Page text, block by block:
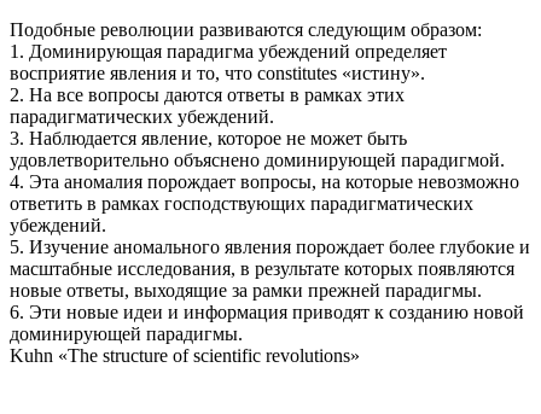
Подобные революции развиваются следующим образом:
1. Доминирующая парадигма убеждений определяет
восприятие явления и то, что constitutes «истину».
2. На все вопросы даются ответы в рамках этих
парадигматических убеждений.
3. Наблюдается явление, которое не может быть
удовлетворительно объяснено доминирующей парадигмой.
4. Эта аномалия порождает вопросы, на которые невозможно
ответить в рамках господствующих парадигматических
убеждений.
5. Изучение аномального явления порождает более глубокие и
масштабные исследования, в результате которых появляются
новые ответы, выходящие за рамки прежней парадигмы.
6. Эти новые идеи и информация приводят к созданию новой
доминирующей парадигмы.
Kuhn «The structure of scientific revolutions»